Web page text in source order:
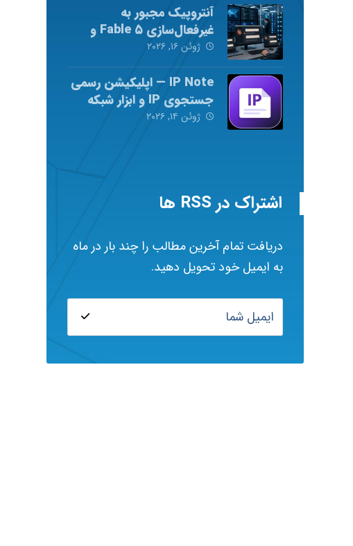
آنتروپیک مجبور به
غیرفعال‌سازی Fable ۵ و
Mythos ۵ شد
ژوئن ۱۶, ۲۰۲۶
IP Note — اپلیکیشن رسمی
جستجوی IP و ابزار شبکه
ژوئن ۱۴, ۲۰۲۶
اشتراک در RSS ها
دریافت تمام آخرین مطالب را چند بار در ماه
به ایمیل خود تحویل دهید.